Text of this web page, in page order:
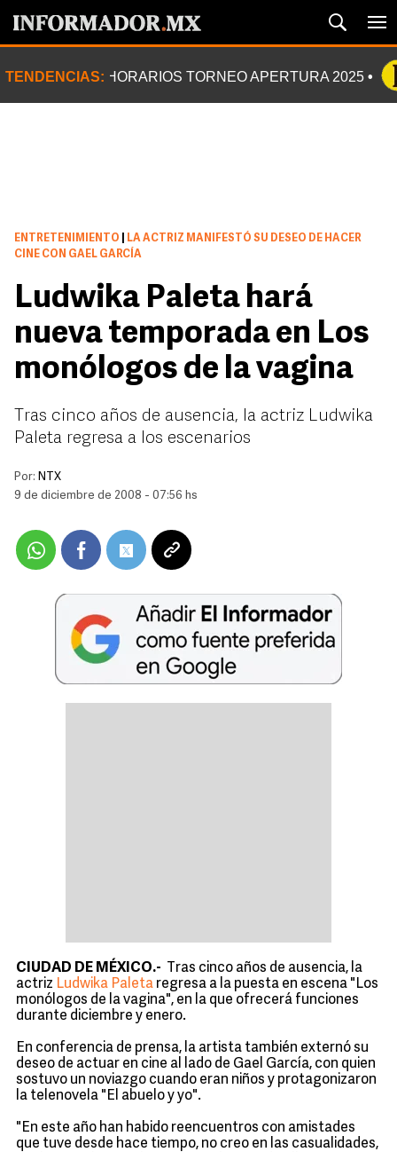
TENDENCIAS: HORARIOS TORNEO APERTURA 2025
ENTRETENIMIENTO
LA ACTRIZ MANIFESTÓ SU DESEO DE HACER
CINE CON GAEL GARCÍA
Ludwika Paleta hará
nueva temporada en Los
monólogos de la vagina
Tras cinco años de ausencia, la actriz Ludwika
Paleta regresa a los escenarios
Por: NTX
9 de diciembre de 2008 - 07:56 hs
CIUDAD DE MÉXICO.-
Tras cinco años de ausencia, la
actriz Ludwika Paleta regresa a la puesta en escena "Los
monólogos de la vagina", en la que ofrecerá funciones
durante diciembre y enero.
En conferencia de prensa, la artista también externó su
deseo de actuar en cine al lado de Gael García, con quien
sostuvo un noviazgo cuando eran niños y protagonizaron
la telenovela "El abuelo y yo".
"En este año han habido reencuentros con amistades
que tuve desde hace tiempo, no creo en las casualidades,